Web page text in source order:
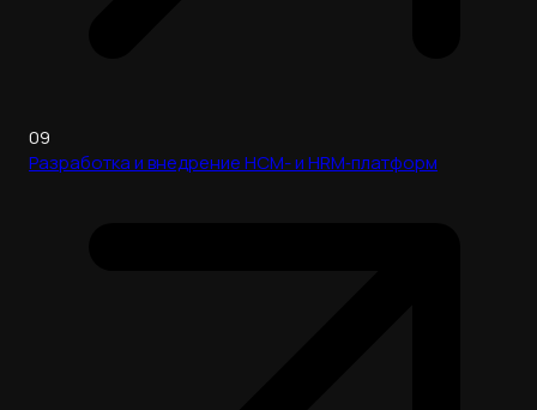
09
Разработка и внедрение HCM- и HRM‑платформ